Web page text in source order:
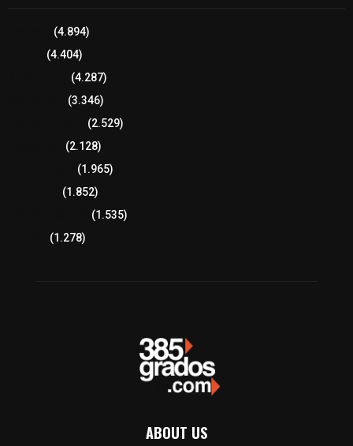
(4.894)
(4.404)
(4.287)
(3.346)
(2.529)
(2.128)
(1.965)
(1.852)
(1.535)
(1.278)
ABOUT US